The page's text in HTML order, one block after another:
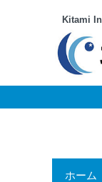
Kitami
ホーム